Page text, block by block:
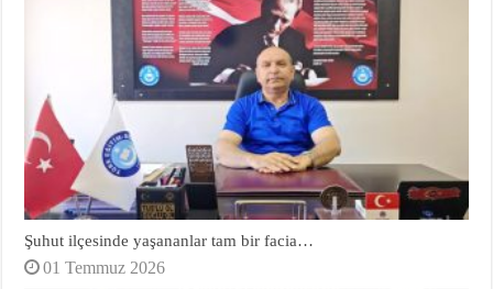
Şuhut ilçesinde yaşananlar tam bir facia…
01 Temmuz 2026